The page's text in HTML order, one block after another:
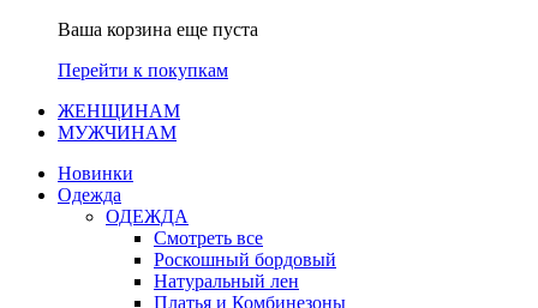
Ваша корзина еще пуста
Перейти к покупкам
ЖЕНЩИНАМ
МУЖЧИНАМ
Новинки
Одежда
ОДЕЖДА
Смотреть все
Роскошный бордовый
Натуральный лен
Платья и Комбинезоны